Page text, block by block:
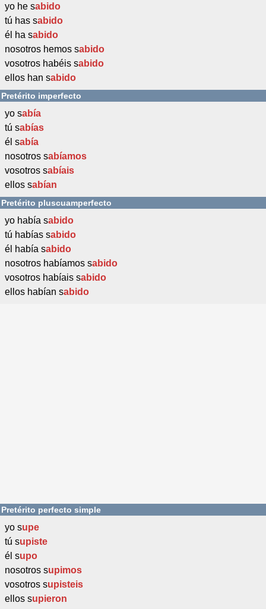
yo he sabido
tú has sabido
él ha sabido
nosotros hemos sabido
vosotros habéis sabido
ellos han sabido
Pretérito imperfecto
yo sabía
tú sabías
él sabía
nosotros sabíamos
vosotros sabíais
ellos sabían
Pretérito pluscuamperfecto
yo había sabido
tú habías sabido
él había sabido
nosotros habíamos sabido
vosotros habíais sabido
ellos habían sabido
Pretérito perfecto simple
yo supe
tú supiste
él supo
nosotros supimos
vosotros supisteis
ellos supieron